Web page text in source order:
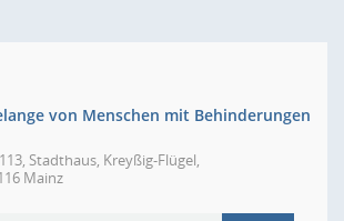
von Menschen mit Behinderungen
Stadthaus, Kreyßig-Flügel,
Mainz